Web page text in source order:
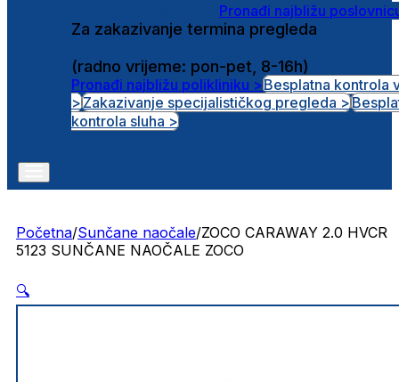
Pronađi najbližu
Za zakazivanje termina pregleda
(radno vrijeme: pon-pet, 8-16h)
Pronađi najbližu polikliniku >Besplatna kontrola
>Zakazivanje specijalističkog pregleda >
kontrola sluha >
Početna/Sunčane naočale/ZOCO CARAWAY 2.0 HVCR
5123 SUNČANE NAOČALE ZOCO
🔍